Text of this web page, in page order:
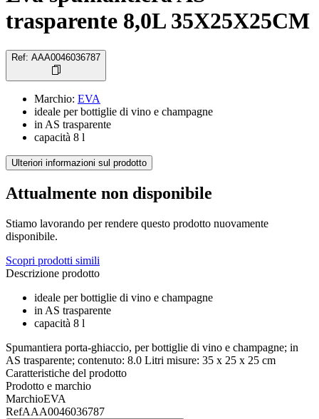
trasparente 8,0L 35X25X25CM
Ref: AAA0046036787
Marchio: EVA
ideale per bottiglie di vino e champagne
in AS trasparente
capacità 8 l
Ulteriori informazioni sul prodotto
Attualmente non disponibile
Stiamo lavorando per rendere questo prodotto nuovamente
disponibile.
Scopri prodotti simili
Descrizione prodotto
ideale per bottiglie di vino e champagne
in AS trasparente
capacità 8 l
Spumantiera porta-ghiaccio, per bottiglie di vino e champagne; in
AS trasparente; contenuto: 8.0 Litri misure: 35 x 25 x 25 cm
Caratteristiche del prodotto
Prodotto e marchio
MarchioEVA
RefAAA0046036787